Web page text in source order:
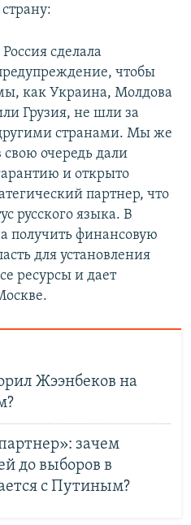
Россия сделала
чтобы
как Украина, Молдова
Грузия, не шли за
странами. Мы же
свою очередь дали
и открыто
партнер, что
русского языка. В
получить финансовую
для установления
ресурсы и дает
Жээнбеков на
зачем
до выборов в
с Путиным?